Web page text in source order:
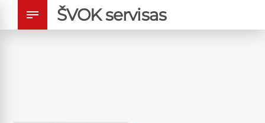
ŠVOK servisas